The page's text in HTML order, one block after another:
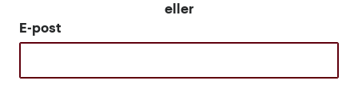
eller
E-post